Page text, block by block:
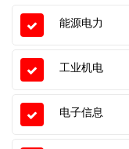
能源电力
工业机电
电子信息